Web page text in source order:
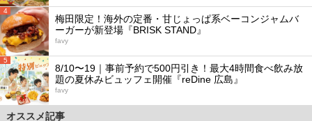
4
梅田限定！海外の定番・甘じょっぱ系ベーコンジャムバ
ーガーが新登場『BRISK STAND』
favy
5
8/10〜19｜事前予約で500円引き！最大4時間食べ飲み放
題の夏休みビュッフェ開催『reDine 広島』
favy
オススメ記事